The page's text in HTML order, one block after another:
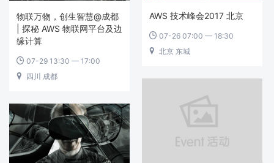
物联万物，创生智慧@成都
| 探秘 AWS 物联网平台及边
缘计算
 07-29 13:30 — 17:00
 四川 成都
AWS 技术峰会2017 北京
 07-26 07:00 — 18:30
 北京 东城